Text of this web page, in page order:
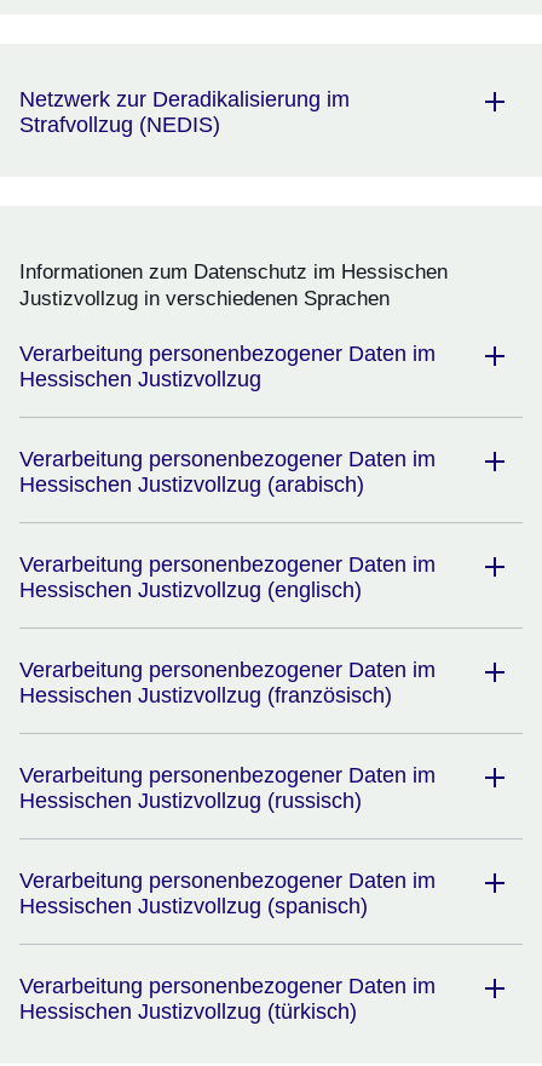
Netzwerk zur Deradikalisierung im
Strafvollzug (NEDIS)
Informationen zum Datenschutz im Hessischen
Justizvollzug in verschiedenen Sprachen
Verarbeitung personenbezogener Daten im
Hessischen Justizvollzug
Verarbeitung personenbezogener Daten im
Hessischen Justizvollzug (arabisch)
Verarbeitung personenbezogener Daten im
Hessischen Justizvollzug (englisch)
Verarbeitung personenbezogener Daten im
Hessischen Justizvollzug (französisch)
Verarbeitung personenbezogener Daten im
Hessischen Justizvollzug (russisch)
Verarbeitung personenbezogener Daten im
Hessischen Justizvollzug (spanisch)
Verarbeitung personenbezogener Daten im
Hessischen Justizvollzug (türkisch)